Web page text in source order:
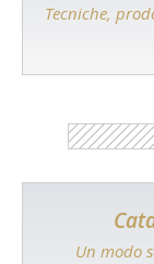
Tecniche,
Un modo